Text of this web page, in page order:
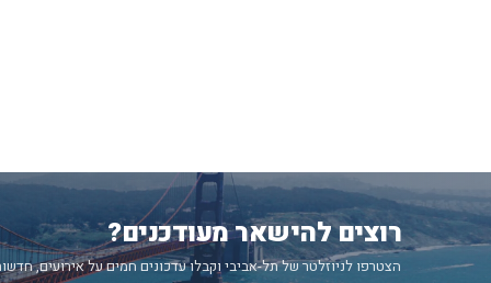
רוצים להישאר מעודכנים?
הצטרפו לניוזלטר של תל-אביבי וקבלו עדכונים חמים על אירועים,